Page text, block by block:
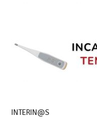
INTERIN@S